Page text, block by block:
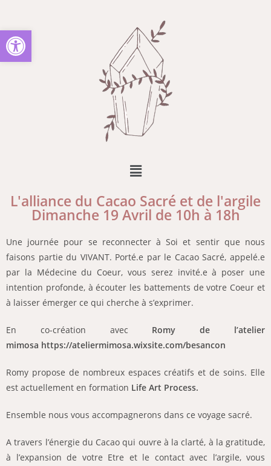
Ouvrir la barre d’outils
L'alliance du Cacao Sacré et de l'argile
Dimanche 19 Avril de 10h à 18h
Une journée pour se reconnecter à Soi et sentir que nous
faisons partie du VIVANT. Porté.e par le Cacao Sacré, appelé.e
par la Médecine du Coeur, vous serez invité.e à poser une
intention profonde, à écouter les battements de votre Coeur et
à laisser émerger ce qui cherche à s’exprimer.
En co-création avec Romy de l’atelier
mimosa https://ateliermimosa.wixsite.com/besancon
Romy propose de nombreux espaces créatifs et de soins. Elle
est actuellement en formation Life Art Process.
Ensemble nous vous accompagnerons dans ce voyage sacré.
A travers l’énergie du Cacao qui ouvre à la clarté, à la gratitude,
à l’expansion de votre Etre et le contact avec l’argile, vous